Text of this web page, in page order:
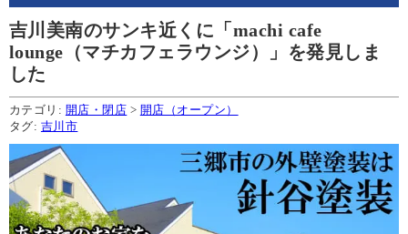
吉川美南のサンキ近くに「machi cafe
lounge（マチカフェラウンジ）」を発見しま
した
カテゴリ: 開店・閉店 > 開店（オープン）
タグ: 吉川市